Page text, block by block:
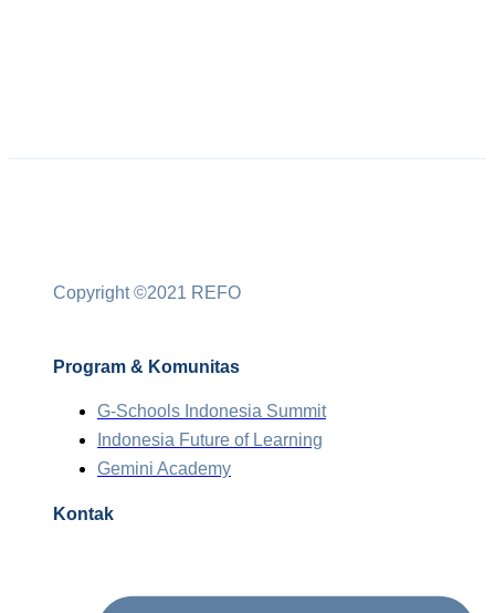
Copyright ©2021 REFO
Program & Komunitas
G-Schools Indonesia Summit
Indonesia Future of Learning
Gemini Academy
Kontak